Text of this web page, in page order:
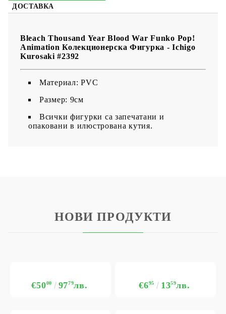
ДОСТАВКА
Bleach Thousand Year Blood War Funko Pop!
Animation Колекционерска Фигурка - Ichigo
Kurosaki #2392
Материал: PVC
Размер: 9см
Всички фигурки са запечатани и
опаковани в илюстрована кутия.
НОВИ ПРОДУКТИ
€5000 9779лв. €695 1359лв.